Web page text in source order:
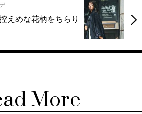
えめな花柄をちらり
More